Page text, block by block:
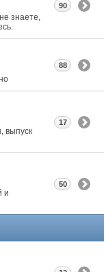
знаете,
90
88
выпуск
17
и
50